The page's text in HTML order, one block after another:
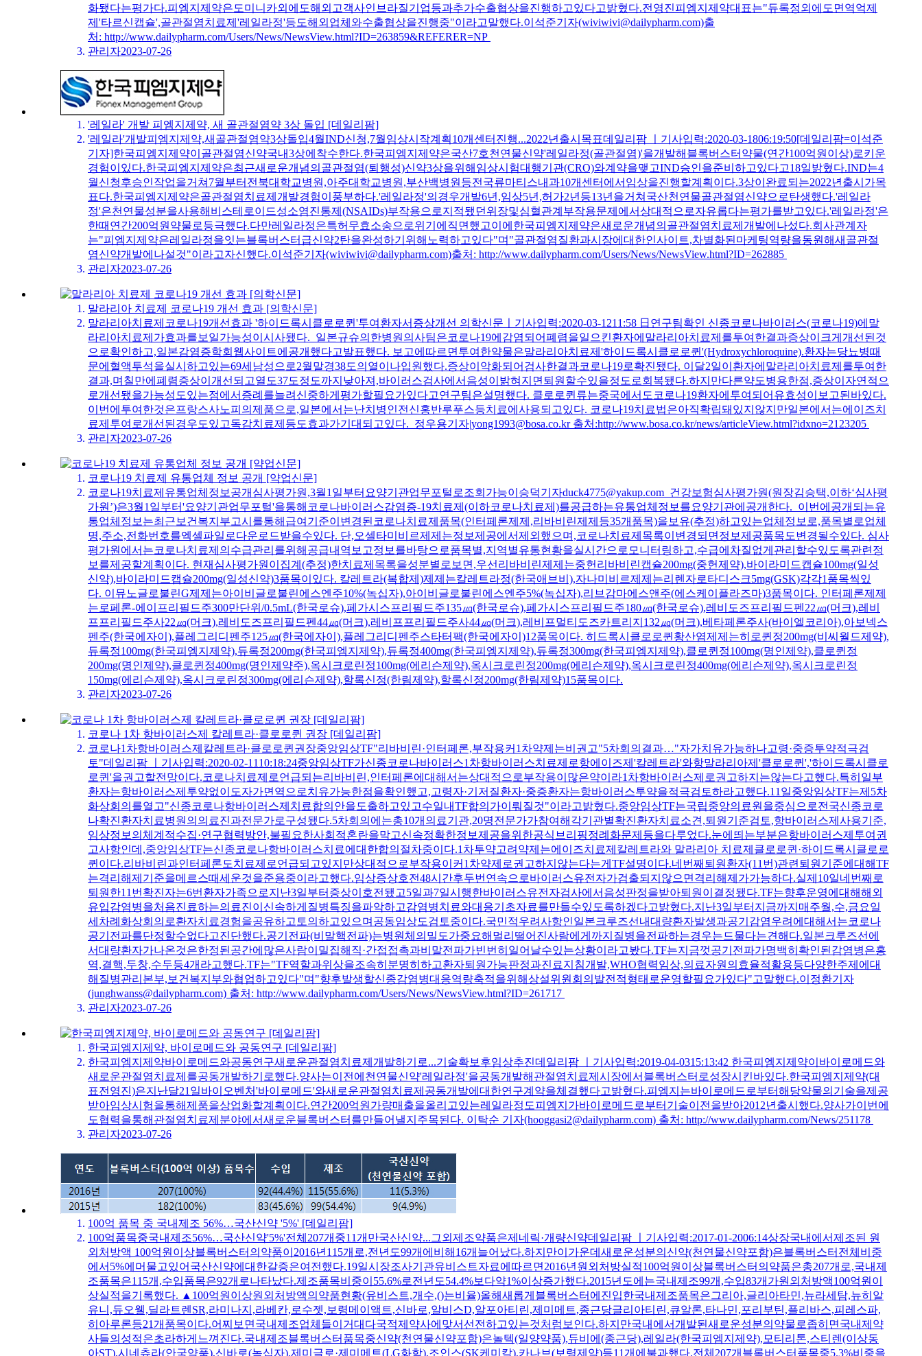
화됐다는평가다.피엠지제약은도미니카외에도해외고객사인브라질기업등과추가수출협상을진행하고있다고밝혔다.전영진피엠지제약대표는"듀록정외에도면역억제
제'타르신캡슐',골관절염치료제'레일라정'등도해외업체와수출협상을진행중"이라고말했다.이석준기자(wiviwivi@dailypharm.com)출
처: http://www.dailypharm.com/Users/News/NewsView.html?ID=263859&REFERER=NP
관리자2023-07-26
'레일라' 개발 피엠지제약, 새 골관절염약 3상 돌입 [데일리팜]
'레일라'개발피엠지제약,새골관절염약3상돌입4월IND신청,7월임상시작계획10개센터진행...2022년출시목표데일리팜 ㅣ기사입력:2020-03-1806:19:50[데일리팜=이석준
기자]한국피엠지제약이골관절염신약국내3상에착수한다.한국피엠지제약은국산7호천연물신약'레일라정(골관절염)'을개발해블록버스터약물(연간100억원이상)로키운
경험이있다.한국피엠지제약은최근새로운개념의골관절염(퇴행성)신약3상을위해임상시험대행기관(CRO)와계약을맺고IND승인을준비하고있다고18일밝혔다.IND는4
월신청후승인작업을거쳐7월부터전북대학교병원,아주대학교병원,부산백병원등전국류마티스내과10개센터에서임상을진행할계획이다.3상이완료되는2022년출시가목
표다.한국피엠지제약은골관절염치료제개발경험이풍부하다.'레일라정'의경우개발6년,임상5년,허가2년등13년을거쳐국산천연물골관절염신약으로탄생했다.'레일라
정'은천연물성분을사용해비스테로이드성소염진통제(NSAIDs)부작용으로지적됐던위장및심혈관계부작용문제에서상대적으로자유롭다는평가를받고있다.'레일라정'은
한때연간200억원약물로등극했다.다만레일라정은특허무효소송으로위기에직면했고이에한국피엠지제약은새로운개념의골관절염치료제개발에나섰다.회사관계자
는"피엠지제약은레일라정을잇는블록버스터급신약2탄을완성하기위해노력하고있다"며"골관절염질환과시장에대한인사이트,차별화된마케팅역량을동원해새골관절
염신약개발에나설것"이라고자신했다.이석준기자(wiviwivi@dailypharm.com)출처: http://www.dailypharm.com/Users/News/NewsView.html?ID=262885
관리자2023-07-26
말라리아 치료제 코로나19 개선 효과 [의학신문]
말라리아치료제코로나19개선효과 '하이드록시클로로퀸'투여환자서증상개선 의학신문ㅣ기사입력:2020-03-1211:58 日연구팀확인 신종코로나바이러스(코로나19)에말
라리아치료제가효과를보일가능성이시사됐다. 일본규슈의한병원의사팀은코로나19에감염되어폐렴을일으킨환자에말라리아치료제를투여한결과증상이크게개선된것
으로확인하고,일본감염증학회웹사이트에공개했다고발표했다. 보고에따르면투여한약물은말라리아치료제'하이드록시클로로퀸'(Hydroxychloroquine).환자는당뇨병때
문에혈액투석을실시하고있는69세남성으로2월말경38도의열이나입원했다.증상이악화되어검사한결과코로나19로확진됐다. 이달2일이환자에말라리아치료제를투여한
결과,며칠만에폐렴증상이개선되고열도37도정도까지낮아져,바이러스검사에서음성이밝혀지면퇴원할수있을정도로회복됐다.하지만다른약도병용한점,증상이자연적으
로개선됐을가능성도있는점에서증례를늘려신중하게평가할필요가있다고연구팀은설명했다. 클로로퀸류는중국에서도코로나19환자에투여되어유효성이보고된바있다.
이번에투여한것은프랑스사노피의제품으로,일본에서는난치병인전신홍반루푸스등치료에사용되고있다. 코로나19치료법은아직확립돼있지않지만일본에서는에이즈치
료제투여로개선된경우도있고독감치료제등도효과가기대되고있다. 정우용기자|yong1993@bosa.co.kr 출처:http://www.bosa.co.kr/news/articleView.html?idxno=2123205​
관리자2023-07-26
코로나19 치료제 유통업체 정보 공개 [약업신문]
코로나19치료제유통업체정보공개심사평가원,3월1일부터요양기관업무포털로조회가능이승덕기자duck4775@yakup.com 건강보험심사평가원(원장김승택,이하‘심사평
가원’)은3월1일부터'요양기관업무포털'을통해코로나바이러스감염증-19치료제(이하코로나치료제)를공급하는유통업체정보를요양기관에공개한다. 이번에공개되는유
통업체정보는최근보건복지부고시를통해급여기준이변경된코로나치료제품목(인터페론제제,리바비린제제등35개품목)을보유(추정)하고있는업체정보로,품목별로업체
명,주소,전화번호를엑셀파일로다운로드받을수있다. 단,오셀타미비르제제는정보제공에서제외했으며,코로나치료제목록이변경되면정보제공품목도변경될수있다. 심사
평가원에서는코로나치료제의수급관리를위해공급내역보고정보를바탕으로품목별,지역별유통현황을실시간으로모니터링하고,수급에차질없게관리할수있도록관련정
보를제공할계획이다. 현재심사평가원이집계(추정)한치료제목록을성분별로보면,우선리바비린제제는중헌리바비린캡슐200mg(중헌제약),바이라미드캡슐100mg(일성
신약),바이라미드캡슐200mg(일성신약)3품목이있다. 칼레트라(복합제)제제는칼레트라정(한국애브비),자나미비르제제는리렌자로타디스크5mg(GSK)각각1품목씩있
다. 이뮤노글로불린G제제는아이비글로불린에스엔주10%(녹십자),아이비글로불린에스엔주5%(녹십자),리브감마에스앤주(에스케이플라즈마)3품목이다. 인터페론제제
는로페론-에이프리필드주300만단위/0.5mL(한국로슈),페가시스프리필드주135㎍(한국로슈),페가시스프리필드주180㎍(한국로슈),레비도즈프리필드펜22㎍(머크),레비
프프리필드주사22㎍(머크),레비도즈프리필드펜44㎍(머크),레비프프리필드주사44㎍(머크),레비프멀티도즈카트리지132㎍(머크),베타페론주사(바이엘코리아),아보넥스
펜주(한국에자이),플레그리디펜주125㎍(한국에자이),플레그리디펜주스타터팩(한국에자이)12품목이다. 히드록시클로로퀸황산염제제는히로퀸정200mg(비씨월드제약),
듀록정100mg(한국피엠지제약),듀록정200mg(한국피엠지제약),듀록정400mg(한국피엠지제약),듀록정300mg(한국피엠지제약),클로퀸정100mg(명인제약),클로퀸정
200mg(명인제약),클로퀸정400mg(명인제약주),옥시크로린정100mg(에리슨제약),옥시크로린정200mg(에리슨제약),옥시크로린정400mg(에리슨제약),옥시크로린정
150mg(에리슨제약),옥시크로린정300mg(에리슨제약),할록신정(한림제약),할록신정200mg(한림제약)15품목이다.​​
관리자2023-07-26
코로나 1차 항바이러스제 칼레트라·클로로퀸 권장 [데일리팜]
코로나1차항바이러스제칼레트라·클로로퀸권장중앙임상TF"리바비린·인터페론,부작용커1차약제는비권고"5차회의결과…"자가치유가능하나고령·중증투약적극검
토"데일리팜 ㅣ기사입력:2020-02-1110:18:24중앙임상TF가신종코로나바이러스1차항바이러스치료제로항에이즈제'칼레트라'와항말라리아제'클로로퀸','하이드록시클로
로퀸'을권고할전망이다.코로나치료제로언급되는리바비린,인터페론에대해서는상대적으로부작용이많은약이라1차항바이러스제로권고하지는않는다고했다.특히일부
환자는항바이러스제투약없이도자가면역으로치유가능한점을확인했고,고령자·기저질환자·중증환자는항바이러스투약을적극검토하라고했다.11일중앙임상TF는제5차
화상회의를열고"신종코로나항바이러스제치료합의안을도출하고있고수일내TF합의가이뤄질것"이라고밝혔다.중앙임상TF는국립중앙의료원을중심으로전국신종코로
나확진환자치료병원의의료진과전문가로구성됐다.5차회의에는총10개의료기관,20명전문가가참여해각기관별확진환자치료소견,퇴원기준검토,항바이러스제사용기준,
임상정보의체계적수집·연구협력방안,불필요한사회적혼란을막고신속정확한정보제공을위한공식브리핑정례화문제등을다루었다.눈에띄는부분은항바이러스제투여권
고사항인데,중앙임상TF는신종코로나항바이러스치료에대한합의절차중이다.1차투약고려약제는에이즈치료제칼레트라와 말라리아 치료제클로로퀸·하이드록시클로로
퀸이다.리바비린과인터페론도치료제로언급되고있지만상대적으로부작용이커1차약제로권고하지않는다는게TF설명이다.네번째퇴원환자(11번)관련퇴원기준에대해TF
는격리해제기준을메르스때세운것을준용중이라고했다.임상증상호전48시간후두번연속으로바이러스유전자가검출되지않으면격리해제가가능하다.실제10일네번째로
퇴원한11번확진자는6번환자가족으로지난3일부터증상이호전됐고5일과7일시행한바이러스유전자검사에서음성판정을받아퇴원이결정됐다.TF는향후운영에대해해외
유입감염병을처음진료하는의료진이신속하게질병특징을파악하고감염병치료와대응기초자료를만들수있도록하겠다고밝혔다.지난3일부터지금까지매주월,수,금요일
세차례화상회의로환자치료경험을공유하고토의하고있으며공동임상도검토중이다.국민적우려사항인일본크루즈선내대량환자발생과공기감염우려에대해서는코로나
공기전파를단정할수없다고진단했다.공기전파(비말핵전파)는병원체의밀도가중요해멀리떨어진사람에게까지질병을전파하는경우는드물다는견해다.일본크루즈선에
서대량환자가나온것은한정된공간에많은사람이밀집해직·간접접촉과비말전파가빈번히일어날수있는상황이라고봤다.TF는지금껏공기전파가명백히확인된감염병은홍
역,결핵,두창,수두등4개라고했다.TF는"TF역할과위상을조속히분명히하고환자퇴원가능판정과진료지침개발,WHO협력임상,의료자원의효율적활용등다양한주제에대
해질병관리본부,보건복지부와협업하고있다"며"향후발생할신종감염병대응역량축적을위해상설위원회의발전적형태로운영할필요가있다"고말했다.이정환기자
(junghwanss@dailypharm.com) 출처: http://www.dailypharm.com/Users/News/NewsView.html?ID=261717
관리자2023-07-26
한국피엠지제약, 바이로메드와 공동연구 [데일리팜]
한국피엠지제약바이로메드와공동연구새로운관절염치료제개발하기로...기술확보후임상추진데일리팜 ㅣ기사입력:2019-04-0315:13:42 한국피엠지제약이바이로메드와
새로운관절염치료제를공동개발하기로했다.양사는이전에천연물신약'레일라정'을공동개발해관절염치료제시장에서블록버스터로성장시킨바있다.한국피엠지제약(대
표전영진)은지난달21일바이오벤처'바이로메드'와새로운관절염치료제공동개발에대한연구계약을체결했다고밝혔다.피엠지는바이로메드로부터해당약물의기술을제공
받아임상시험을통해제품을상업화할계획이다.연간200억원가량매출을올리고있는레일라정도피엠지가바이로메드로부터기술이전을받아2012년출시했다.양사가이번에
도협력을통해관절염치료제분야에서새로운블록버스터를만들어낼지주목된다. 이탁순 기자(hooggasi2@dailypharm.com) 출처: http://www.dailypharm.com/News/251178
관리자2023-07-26
100억 품목 중 국내제조 56%…국산신약 '5%' [데일리팜]
100억품목중국내제조56%…국산신약'5%'전체207개중11개만국산신약...그외제조약품은제네릭·개량신약데일리팜 ㅣ기사입력:2017-01-2006:14상장국내에서제조된 원
외처방액 100억원이상블록버스터의약품이2016년115개로,전년도99개에비해16개늘어났다.하지만이가운데새로운성분의신약(천연물신약포함)은블록버스터전체비중
에서5%에머물고있어국산신약에대한갈증은여전했다.19일시장조사기관유비스트자료에따르면2016년원외처방실적100억원이상블록버스터의약품은총207개로,국내제
조품목은115개,수입품목은92개로나타났다.제조품목비중이55.6%로전년도54.4%보다약1%이상증가했다.2015년도에는국내제조99개,수입83개가원외처방액100억원이
상실적을기록했다. ▲100억원이상원외처방액의약품현황(유비스트,개수,()는비율)올해새롭게블록버스터에진입한국내제조품목은그리아,글리아타민,뉴라세탐,뉴히알
유니,듀오웰,딜라트렌SR,라미나지,라베칸,로수젯,보령메이액트,신바로,알비스D,알포아티린,제미메트,종근당글리아티린,큐알론,타나민,포리부틴,플리바스,피레스파,
히아루론등21개품목이다.어찌보면국내제조업체들이거대다국적제약사에맞서선전하고있는것처럼보인다.하지만국내에서개발된새로운성분의약물로좁히면국내제약
사들의성적은초라하게느껴진다.국내제조블록버스터품목중신약(천연물신약포함)은놀텍(일양약품),듀비에(종근당),레일라(한국피엠지제약),모티리톤,스티렌(이상동
아ST),시네츄라(안국약품),신바로(녹십자),제미글로·제미메트(LG화학),조인스(SK케미칼),카나브(보령제약)등11개에불과했다.전체207개블록버스터품목중5.3%비중을